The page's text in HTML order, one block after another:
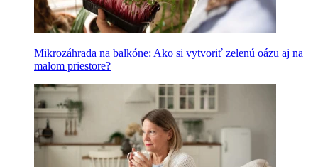
Mikrozáhrada na balkóne: Ako si vytvoriť zelenú oázu aj na
malom priestore?